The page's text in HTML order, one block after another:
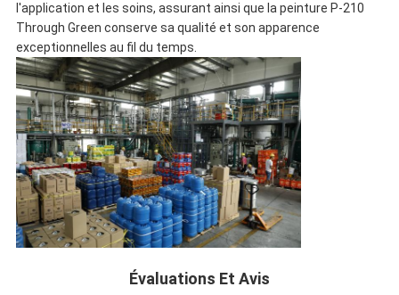
l'application et les soins, assurant ainsi que la peinture P-210
Through Green conserve sa qualité et son apparence
exceptionnelles au fil du temps.
Évaluations Et Avis